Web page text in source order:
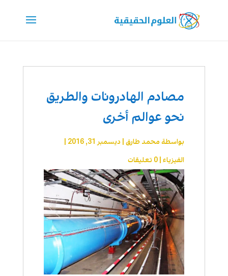
مصادم الهادرونات والطريق
نحو عوالم أخرى
بواسطة محمد طارق| ديسمبر 31, 2016
الفيزياء| 0 تعليقات